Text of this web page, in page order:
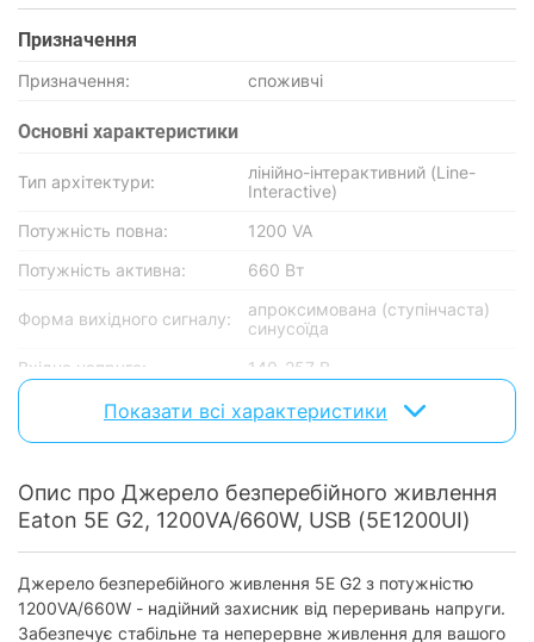
Призначення
Призначення: споживчі
Основнi характеристики
Тип архітектури:
лінійно-інтерактивний (Line-
Interactive)
Потужність повна:
1200 VA
Потужність активна:
660 Вт
Форма вихідного сигналу:
апроксимована (ступінчаста)
синусоїда
Вхідна напруга:
140-257 В
Вихідна напруга:
140-300 В
Акумуляторна батарея:
внутрішня
Кількість батарей:
Ємність батарей:
7 Агод
Номінальна напруга АКБ:
12 В
Показати всі характеристики
Опис про Джерело безперебійного живлення
Eaton 5E G2, 1200VA/660W, USB (5E1200UI)
Джерело безперебійного живлення 5E G2 з потужністю
1200VA/660W - надійний захисник від переривань напруги.
Забезпечує стабільне та неперервне живлення для вашого